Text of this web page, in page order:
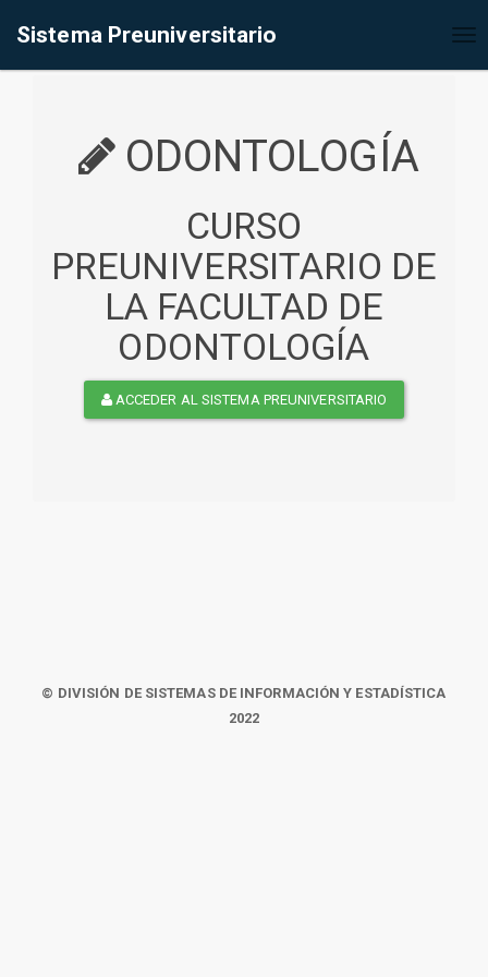
Sistema Preuniversitario
ODONTOLOGÍA
CURSO
PREUNIVERSITARIO DE
LA FACULTAD DE
ODONTOLOGÍA
ACCEDER AL SISTEMA PREUNIVERSITARIO
© DIVISIÓN DE SISTEMAS DE INFORMACIÓN Y ESTADÍSTICA
2022